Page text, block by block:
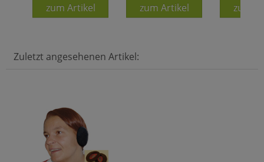
zum Artikel zum Artikel zum
Zuletzt angesehenen Artikel: